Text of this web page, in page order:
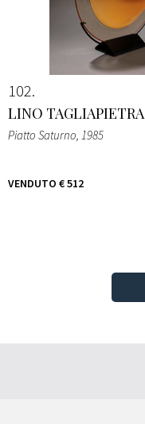
102
LINO TAGLIAPIETRA
Piatto Saturno, 1985
VENDUTO € 512